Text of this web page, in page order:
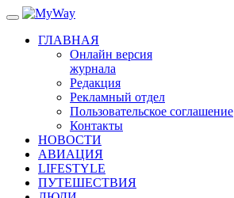
ГЛАВНАЯ
Онлайн версия
журнала
Редакция
Рекламный отдел
Пользовательское соглашение
Контакты
НОВОСТИ
АВИАЦИЯ
LIFESTYLE
ПУТЕШЕСТВИЯ